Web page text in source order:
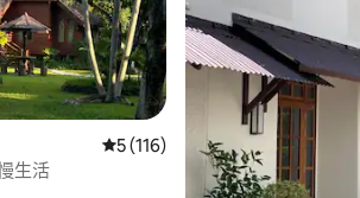
從 116 則評價中獲得 5 的平均評
5 (116)
生活